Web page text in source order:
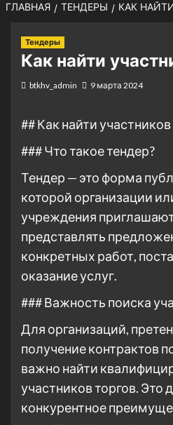
ГЛАВНАЯ ТЕНДЕРЫ КАК
Тендеры
Как найти
btkhv_admin 9 марта 2024
## Как найти
### Что такое тендер?
Тендер — это форма
которой организации
учреждения
представлять
конкретных работ,
оказание услуг.
### Важность поиска
Для организаций,
получение контрактов
важно найти
участников торгов. Это
конкурентное